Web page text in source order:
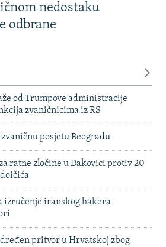
nedostaku
odbrane
od Trumpove administracije
zvaničnicima iz RS
posjetu Beogradu
ratne zločine u Đakovici protiv 20
izručenje iranskog hakera
pritvor u Hrvatskoj zbog